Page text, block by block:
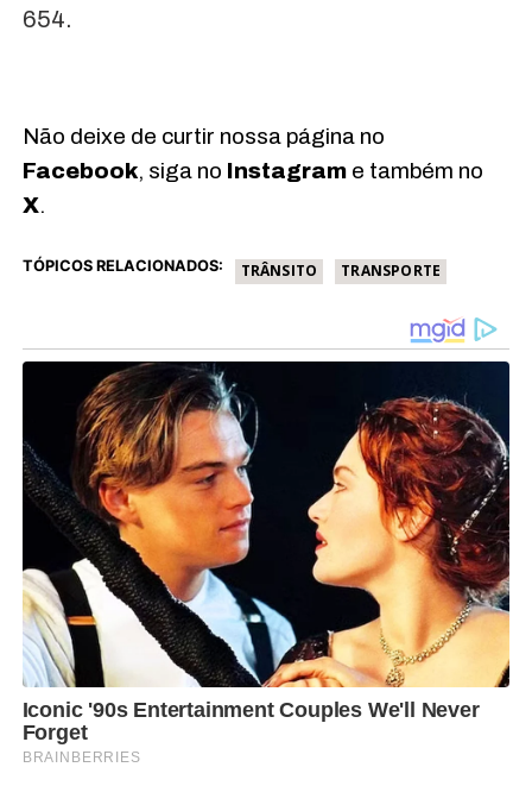
654.
Não deixe de curtir nossa página no
Facebook, siga no Instagrame também no
X.
TÓPICOS RELACIONADOS: TRÂNSITO TRANSPORTE